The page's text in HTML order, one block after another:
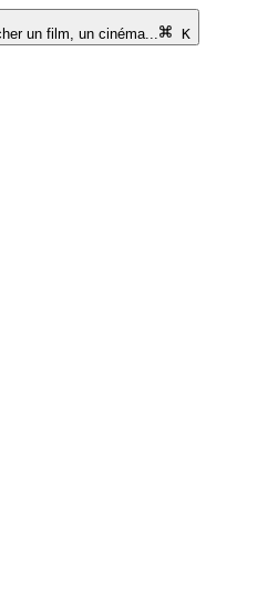
un film, un cinéma...
K